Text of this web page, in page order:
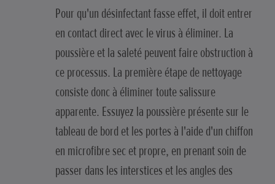
Pour qu'un désinfectant fasse effet, il doit entrer
en contact direct avec le virus à éliminer. La
poussière et la saleté peuvent faire obstruction à
ce processus. La première étape de nettoyage
consiste donc à éliminer toute salissure
apparente. Essuyez la poussière présente sur le
tableau de bord et les portes à l'aide d'un chiffon
en microfibre sec et propre, en prenant soin de
passer dans les interstices et les angles des